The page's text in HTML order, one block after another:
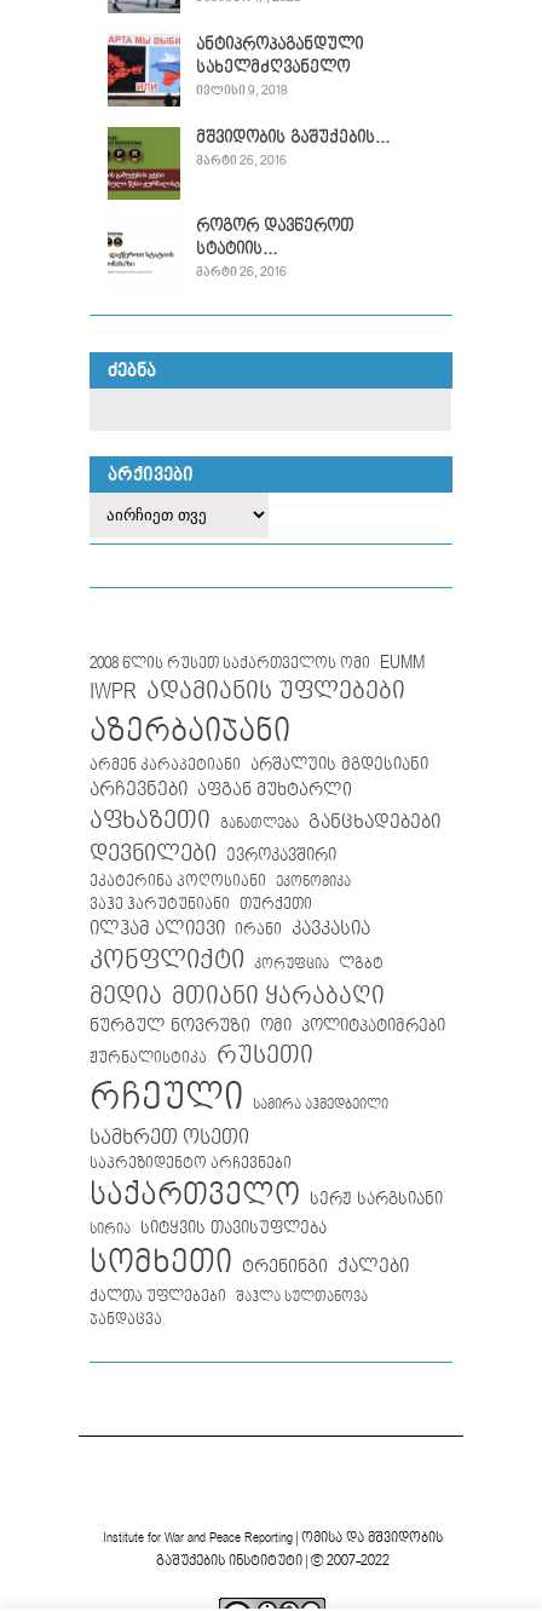
ანტიპროპაგანდული
სახელმძღვანელო
ᲘᲕᲚᲘᲡᲘ 9, 2018
მშვიდობის გაშუქების...
ᲛᲐᲠᲢᲘ 26, 2016
როგორ დავწეროთ
სტატიის...
ᲛᲐᲠᲢᲘ 26, 2016
ᲫᲔᲑᲜᲐ
ᲐᲠᲥᲘᲕᲔᲑᲘ
2008 წლის რუსეთ საქართველოს ომი EUMM
IWPR ადამიანის უფლებები
აზერბაიჯანი
არმენ კარაპეტიანი არშალუის მგდესიანი
არჩევნები აფგან მუხტარლი
აფხაზეთი განათლება განცხადებები
დევნილები
ევროკავშირი
ეკატერინა პოღოსიანი
ეკონომიკა
ვაჰე ჰარუტუნიანი თურქეთი
ილჰამ ალიევი ირანი კავკასია
კონფლიქტი კორუფცია ლგბტ
მედია მთიანი ყარაბაღი
ნურგულ ნოვრუზი ომი პოლიტპატიმრები
ჟურნალისტიკა
რუსეთი
რჩეული სამირა აჰმედბეილი
სამხრეთ ოსეთი
საპრეზიდენტო არჩევნები
საქართველო სერჟ სარგსიანი
სირია სიტყვის თავისუფლება
სომხეთი ტრენინგი ქალები
ქალთა უფლებები შაჰლა სულთანოვა
ჯანდაცვა
Institute for War and Peace Reporting| ომისა და მშვიდობის
გაშუქების ინსტიტუტი| © 2007-2022